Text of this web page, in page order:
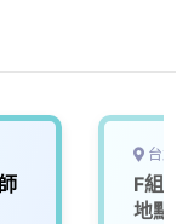
台北
F組-
地點